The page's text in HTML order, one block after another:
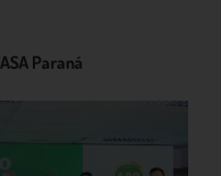
Paraná